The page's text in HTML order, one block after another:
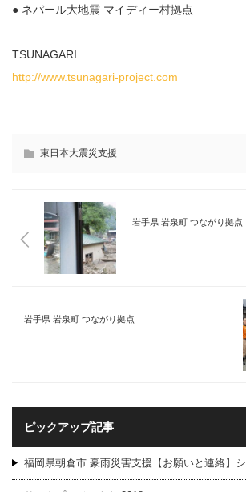
● ネパール大地震 マイディー村拠点
TSUNAGARI
http://www.tsunagari-project.com
東日本大震災支援
岩手県 岩泉町 つながり拠点
岩手県 岩泉町 つながり拠点
ピックアップ記事
福岡県朝倉市 豪雨災害支援【お願いと連絡】